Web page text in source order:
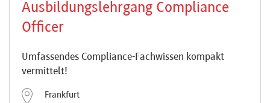
Newsletter
Ausbildungslehrgang Compliance
Officer
Umfassendes Compliance-Fachwissen kompakt
vermittelt!
Frankfurt